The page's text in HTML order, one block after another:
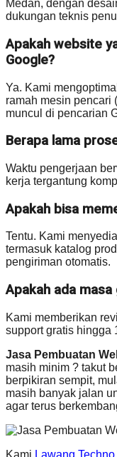
Medan, dengan
dukungan teknis
Apakah website
Google?
Ya. Kami
ramah mesin pencari
muncul di pencarian
Berapa lama
Waktu pengerjaan
kerja tergantung
Apakah bisa
Tentu. Kami
termasuk katalog
pengiriman otomatis.
Apakah ada masa
Kami memberikan
support gratis hingga
Jasa Pembuatan
masih minim ? takut
berpikiran sempit,
masih banyak jalan
agar terus
Kami Lawang Techno